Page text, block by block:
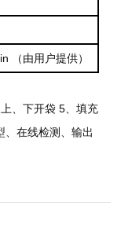
（由用户提供）
、下开袋 5、填充
、在线检测、输出